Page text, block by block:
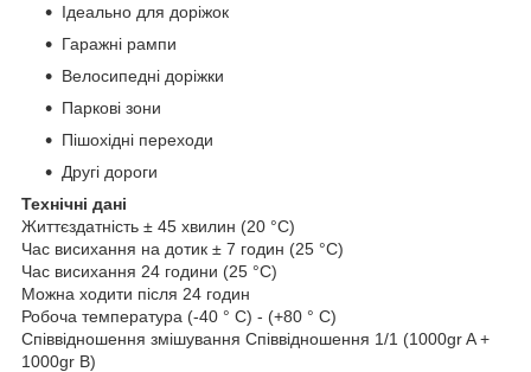
Ідеально для доріжок
Гаражні рампи
Велосипедні доріжки
Паркові зони
Пішохідні переходи
Другі дороги
Технічні дані
Життєздатність ± 45 хвилин (20 °C)
Час висихання на дотик ± 7 годин (25 °C)
Час висихання 24 години (25 °C)
Можна ходити після 24 годин
Робоча температура (-40 ° C) - (+80 ° C)
Співвідношення змішування Співвідношення 1/1 (1000gr A +
1000gr B)